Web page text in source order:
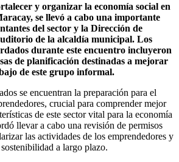
y organizar la economía social en
se llevó a cabo una importante
del sector y la Dirección de
de la alcaldía municipal. Los
durante este encuentro incluyeron
de planificación destinadas a mejorar
de este grupo informal.
se encuentran la preparación para el
crucial para comprender mejor
de este sector vital para la economía
llevar a cabo una revisión de permisos
las actividades de los emprendedores y
a largo plazo.